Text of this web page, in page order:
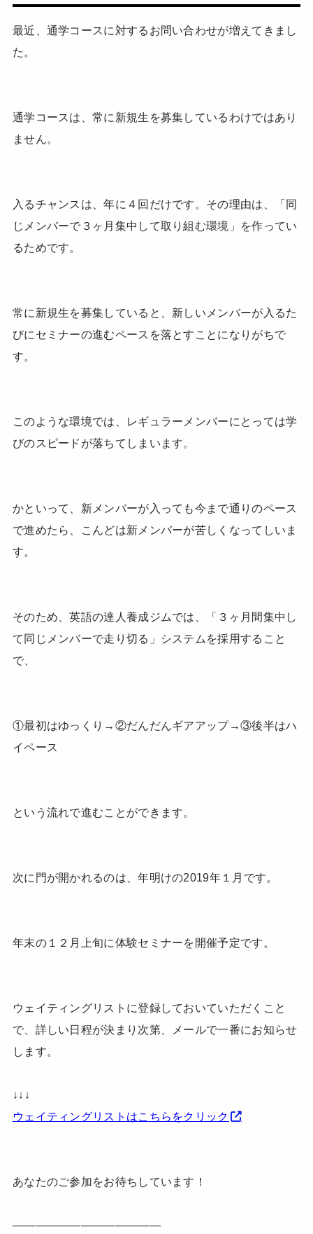
最近、通学コースに対するお問い合わせが増えてきまし
た。
通学コースは、常に新規生を募集しているわけではあり
ません。
入るチャンスは、年に４回だけです。その理由は、「同
じメンバーで３ヶ月集中して取り組む環境」を作ってい
るためです。
常に新規生を募集していると、新しいメンバーが入るた
びにセミナーの進むペースを落とすことになりがちで
す。
このような環境では、レギュラーメンバーにとっては学
びのスピードが落ちてしまいます。
かといって、新メンバーが入っても今まで通りのペース
で進めたら、こんどは新メンバーが苦しくなってしいま
す。
そのため、英語の達人養成ジムでは、「３ヶ月間集中し
て同じメンバーで走り切る」システムを採用すること
で、
①最初はゆっくり→②だんだんギアアップ→③後半はハ
イペース
という流れで進むことができます。
次に門が開かれるのは、年明けの2019年１月です。
年末の１２月上旬に体験セミナーを開催予定です。
ウェイティングリストに登録しておいていただくこと
で、詳しい日程が決まり次第、メールで一番にお知らせ
します。
↓↓↓
ウェイティングリストはこちらをクリック
あなたのご参加をお待ちしています！
—————————————